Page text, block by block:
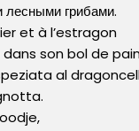
лесными грибами.
et à l’estragon
son bol de
al